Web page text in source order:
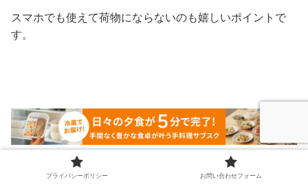
スマホでも使えて荷物にならないのも嬉しいポイントで
す。
子どもと過ごす時間を、もう少しだけ増やしたいママパパ
プライバシーポリシー お問い合わせフォーム